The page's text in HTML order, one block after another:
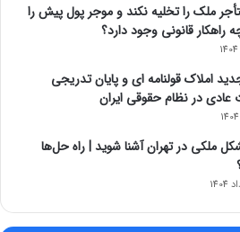
ملک را تخلیه نکند و موجر پول پیش را
راهکار قانونی وجود دارد؟
املاک قولنامه ای و پایان تدریجی
عادی در نظام حقوقی ایران
مشکل ملکی در تهران آشنا شوید | راه حل‌ها